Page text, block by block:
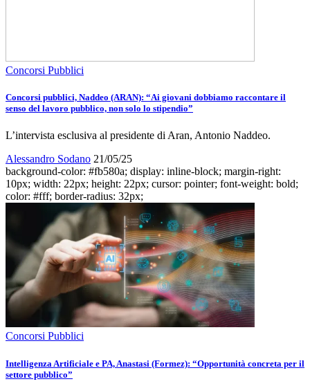
Concorsi Pubblici
Concorsi pubblici, Naddeo (ARAN): “Ai giovani dobbiamo raccontare il
senso del lavoro pubblico, non solo lo stipendio”
L’intervista esclusiva al presidente di Aran, Antonio Naddeo.
Alessandro Sodano 21/05/25
background-color: #fb580a; display: inline-block; margin-right:
10px; width: 22px; height: 22px; cursor: pointer; font-weight: bold;
color: #fff; border-radius: 32px;
Concorsi Pubblici
Intelligenza Artificiale e PA, Anastasi (Formez): “Opportunità concreta per il
settore pubblico”